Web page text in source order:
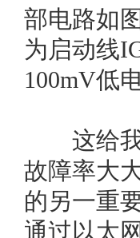
部电路如
为启动线
100mV低
这给我
故障率大
的另一重
通过以太